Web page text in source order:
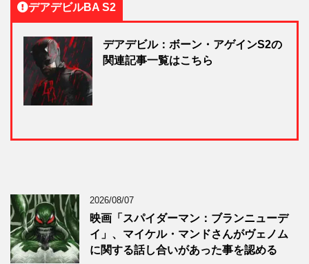
デアデビルBA S2
デアデビル：ボーン・アゲインS2の
関連記事一覧はこちら
2026/08/07
映画「スパイダーマン：ブランニューデ
イ」、マイケル・マンドさんがヴェノム
に関する話し合いがあった事を認める